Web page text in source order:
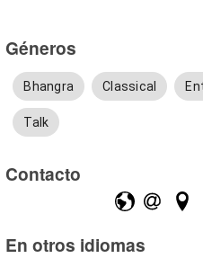
Géneros
Bhangra Classical
Talk
Contacto
En otros idiomas